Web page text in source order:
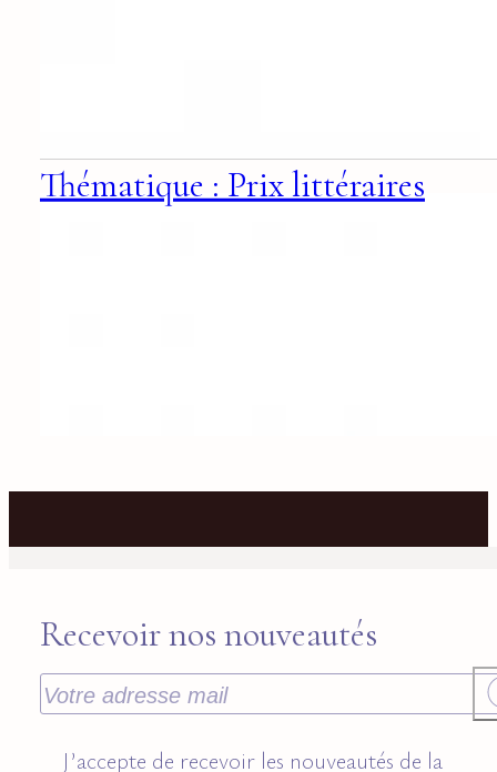
Thématique : Prix littéraires
Recevoir nos nouveautés
J’accepte de recevoir les nouveautés de la